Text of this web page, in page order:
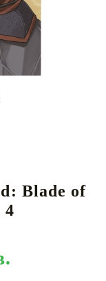
Blade of
4